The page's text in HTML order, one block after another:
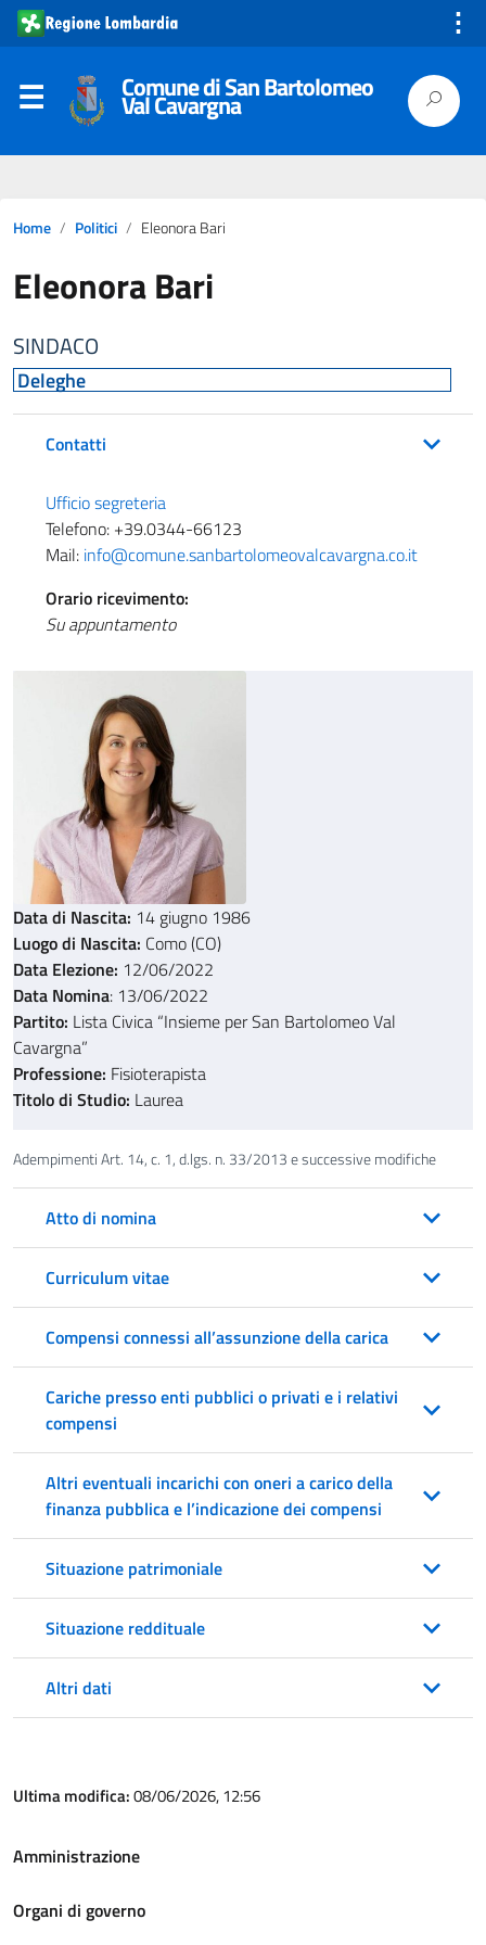
⋮
Comune di San Bartolomeo
Val Cavargna
Home Politici Eleonora Bari
Eleonora Bari
SINDACO
Deleghe
Contatti
Ufficio segreteria
Telefono: +39.0344-66123
Mail: info@comune.sanbartolomeovalcavargna.co.it
Orario ricevimento:
Su appuntamento
Data di Nascita: 14 giugno 1986
Luogo di Nascita: Como (CO)
Data Elezione: 12/06/2022
Data Nomina: 13/06/2022
Partito: Lista Civica “Insieme per San Bartolomeo Val
Cavargna”
Professione: Fisioterapista
Titolo di Studio: Laurea
Adempimenti Art. 14, c. 1, d.lgs. n. 33/2013 e successive modifiche
Atto di nomina
Curriculum vitae
Compensi connessi all’assunzione della carica
Cariche presso enti pubblici o privati e i relativi
compensi
Altri eventuali incarichi con oneri a carico della
finanza pubblica e l’indicazione dei compensi
Situazione patrimoniale
Situazione reddituale
Altri dati
Ultima modifica:08/06/2026, 12:56
Amministrazione
Organi di governo